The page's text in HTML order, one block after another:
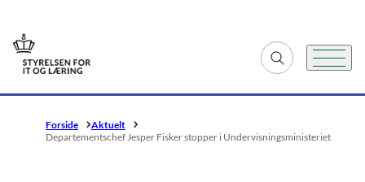
Gå til forsiden Fold søgefelt ud
Menu
Forside
Aktuelt
Departementschef Jesper Fisker stopper i Undervisningsministeriet